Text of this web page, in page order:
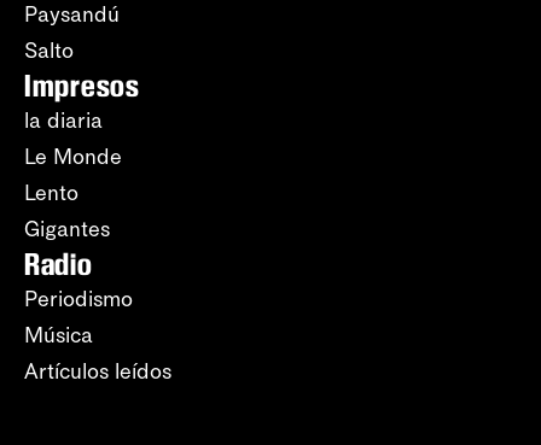
Paysandú
Salto
Impresos
la diaria
Le Monde
Lento
Gigantes
Radio
Periodismo
Música
Artículos leídos